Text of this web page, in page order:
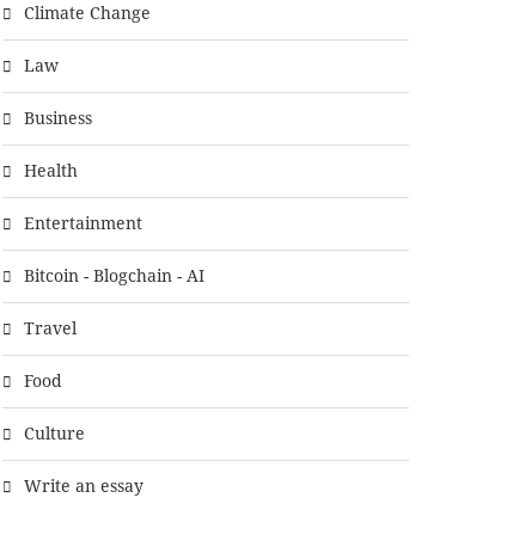
Climate Change
Law
Business
Health
Entertainment
Bitcoin - Blogchain - AI
Travel
Food
Culture
Write an essay